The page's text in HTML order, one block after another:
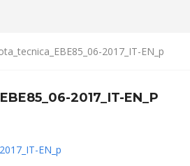
2017_IT-EN_p
2017_IT-EN_P
EN_p